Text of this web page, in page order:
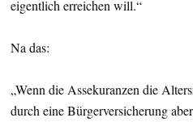
eigentlich erreichen will.“
Na das:
„Wenn die Assekuranzen die
durch eine Bürgerversicherung